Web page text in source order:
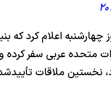
چهارشنبه اعلام کرد که
متحده عربی سفر
نخستین ملاقات